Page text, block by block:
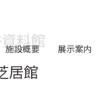
施設概要 展示案内
料館
居館